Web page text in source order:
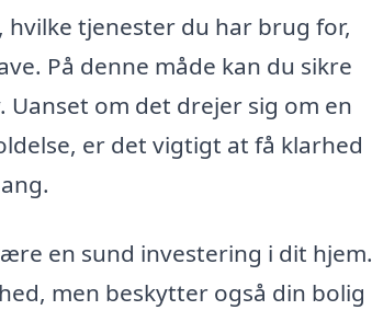
tjenester du har brug for,
På denne måde kan du sikre
om det drejer sig om en
er det vigtigt at få klarhed
en sund investering i dit hjem.
men beskytter også din bolig